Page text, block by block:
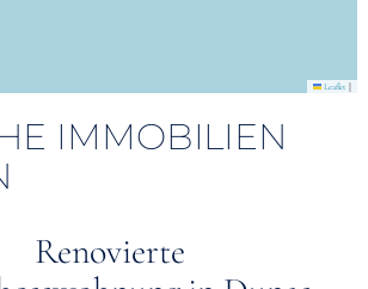
Leaflet |
IMMOBILIEN